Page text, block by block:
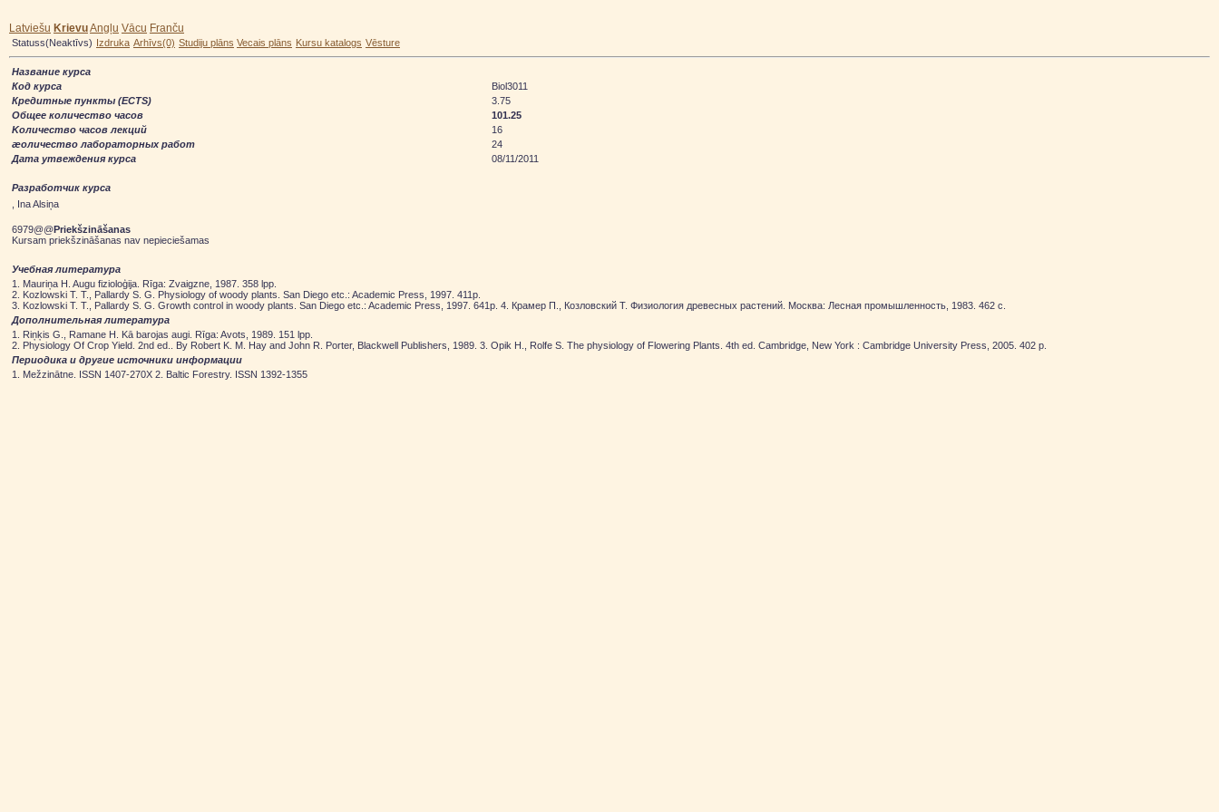
Latviešu KrievuAngļu Vācu Franču
Statuss(Neaktīvs) Izdruka Arhīvs(0) Studiju plāns Vecais plāns Kursu katalogs Vēsture
Hазвание курса
Код курса
Biol3011
Кредитные пункты (ECTS)
3.75
Общее количество часов
101.25
Kоличество часов лекций
16
æоличество лабораторных работ
24
Дата утвеждения курса
08/11/2011
Разработчик курса
, Ina Alsiņa
6979@@Priekšzināšanas
Kursam priekšzināšanas nav nepieciešamas
Учебная литературa
1. Mauriņa H. Augu fizioloģija. Rīga: Zvaigzne, 1987. 358 lpp.
2. Kozlowski T. T., Pallardy S. G. Physiology of woody plants. San Diego etc.: Academic Press, 1997. 411p.
3. Kozlowski T. T., Pallardy S. G. Growth control in woody plants. San Diego etc.: Academic Press, 1997. 641p. 4. Крамер П., Козловский Т. Физиология древесных растений. Москва: Лесная промышленность, 1983. 462 с.
Дополнительная литература
1. Riņķis G., Ramane H. Kā barojas augi. Rīga: Avots, 1989. 151 lpp.
2. Physiology Of Crop Yield. 2nd ed.. By Robert K. M. Hay and John R. Porter, Blackwell Publishers, 1989. 3. Opik H., Rolfe S. The physiology of Flowering Plants. 4th ed. Cambridge, New York : Cambridge University Press, 2005. 402 p.
Периодика и другие источники информации
1. Mežzinātne. ISSN 1407-270X 2. Baltic Forestry. ISSN 1392-1355